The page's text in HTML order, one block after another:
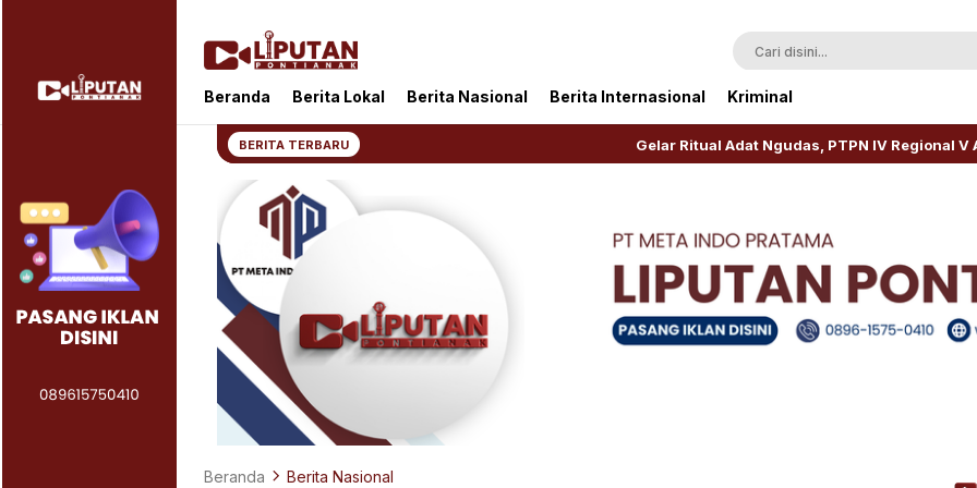
Liputan Pontianak
Berita Terkini dan TerUpdate
Beranda Berita Lokal Berita Nasional Berita Internasional Kriminal
BERITA TERBARU Gelar Ritual Adat Ngudas, PTPN IV Regional V Awali
Beranda Berita Nasional